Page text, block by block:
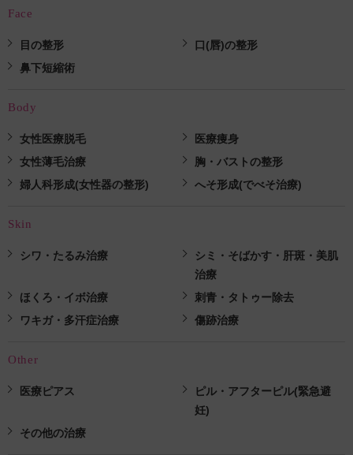
Face
目の整形
口(唇)の整形
鼻下短縮術
Body
女性医療脱毛
医療痩身
女性薄毛治療
胸・バストの整形
婦人科形成(女性器の整形)
へそ形成(でべそ治療)
Skin
シワ・たるみ治療
シミ・そばかす・肝斑・美肌
治療
ほくろ・イボ治療
刺青・タトゥー除去
ワキガ・多汗症治療
傷跡治療
Other
医療ピアス
ピル・アフターピル(緊急避
妊)
その他の治療